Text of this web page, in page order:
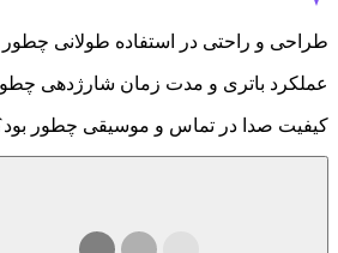
طراحی و راحتی در استفاده طولانی چطور
عملکرد باتری و مدت زمان شارژدهی
کیفیت صدا در تماس و موسیقی چطور